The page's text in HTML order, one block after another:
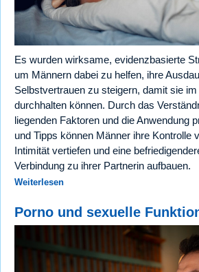
Es wurden wirksame, evidenzbasierte
um Männern dabei zu helfen, ihre
Selbstvertrauen zu steigern, damit sie
durchhalten können. Durch das
liegenden Faktoren und die Anwendung
und Tipps können Männer ihre Kontrolle
Intimität vertiefen und eine
Verbindung zu ihrer Partnerin aufbauen.
Weiterlesen
Porno und sexuelle